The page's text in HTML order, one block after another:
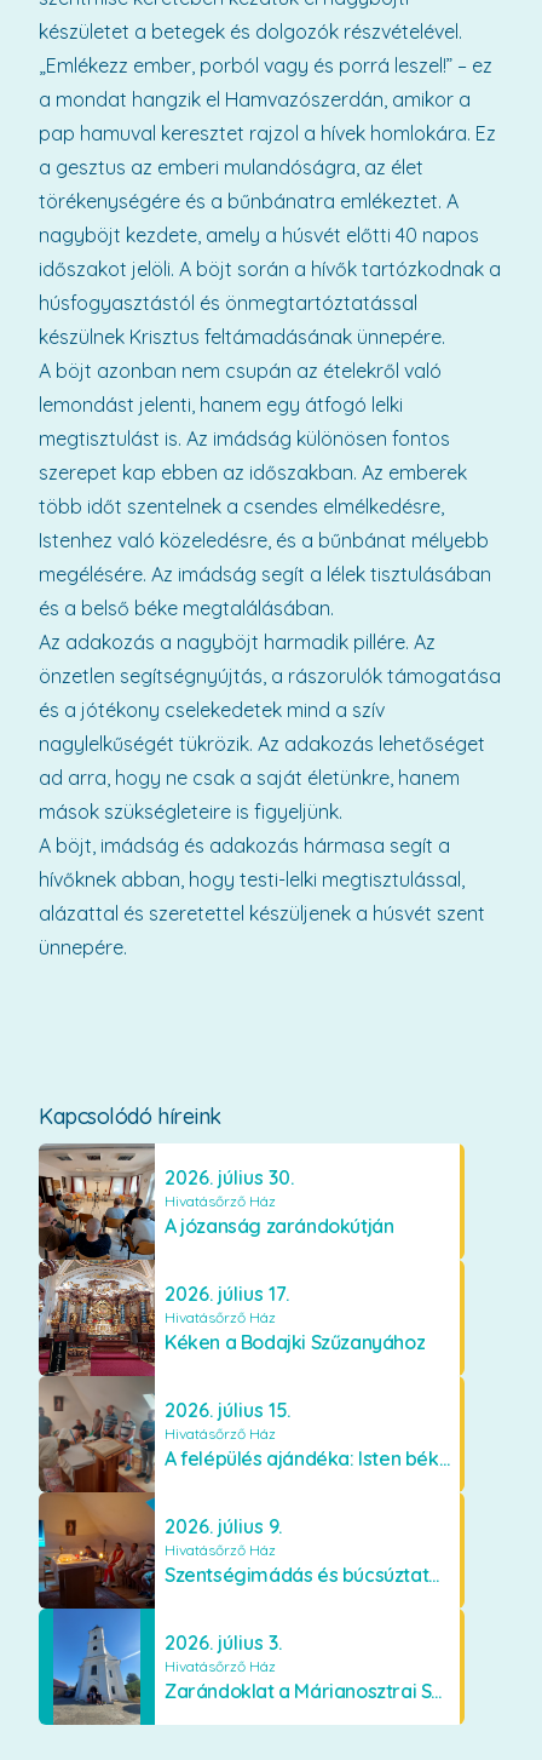
Kapcsolódó híreink
2026. július 30.
Hivatásőrző Ház
A józanság zarándokútján
2026. július 17.
Hivatásőrző Ház
Kéken a Bodajki Szűzanyához
2026. július 15.
Hivatásőrző Ház
A felépülés ajándéka: Isten békéje és a boldogság
2026. július 9.
Hivatásőrző Ház
Szentségimádás és búcsúztató a Hivatásőrző Házban
2026. július 3.
Hivatásőrző Ház
Zarándoklat a Márianosztrai Szűzanyához
készületet a betegek és dolgozók részvételével.
„Emlékezz ember, porból vagy és porrá leszel!” – ez
a mondat hangzik el Hamvazószerdán, amikor a
pap hamuval keresztet rajzol a hívek homlokára. Ez
a gesztus az emberi mulandóságra, az élet
törékenységére és a bűnbánatra emlékeztet. A
nagyböjt kezdete, amely a húsvét előtti 40 napos
időszakot jelöli. A böjt során a hívők tartózkodnak a
húsfogyasztástól és önmegtartóztatással
készülnek Krisztus feltámadásának ünnepére.
A böjt azonban nem csupán az ételekről való
lemondást jelenti, hanem egy átfogó lelki
megtisztulást is. Az imádság különösen fontos
szerepet kap ebben az időszakban. Az emberek
több időt szentelnek a csendes elmélkedésre,
Istenhez való közeledésre, és a bűnbánat mélyebb
megélésére. Az imádság segít a lélek tisztulásában
és a belső béke megtalálásában.
Az adakozás a nagyböjt harmadik pillére. Az
önzetlen segítségnyújtás, a rászorulók támogatása
és a jótékony cselekedetek mind a szív
nagylelkűségét tükrözik. Az adakozás lehetőséget
ad arra, hogy ne csak a saját életünkre, hanem
mások szükségleteire is figyeljünk.
A böjt, imádság és adakozás hármasa segít a
hívőknek abban, hogy testi-lelki megtisztulással,
alázattal és szeretettel készüljenek a húsvét szent
ünnepére.